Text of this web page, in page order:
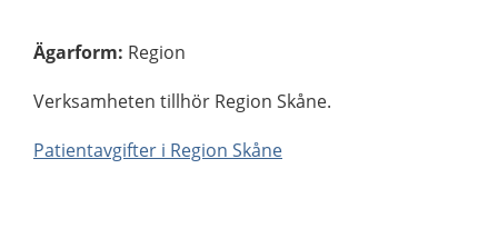
Ägarform: Region
Verksamheten tillhör Region Skåne.
Patientavgifter i Region Skåne